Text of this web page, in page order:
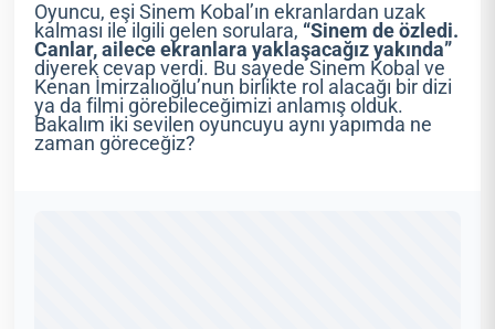
Oyuncu, eşi Sinem Kobal’ın ekranlardan uzak
kalması ile ilgili gelen sorulara, “Sinem de özledi.
Canlar, ailece ekranlara yaklaşacağız yakında”
diyerek cevap verdi. Bu sayede Sinem Kobal ve
Kenan İmirzalıoğlu’nun birlikte rol alacağı bir dizi
ya da filmi görebileceğimizi anlamış olduk.
Bakalım iki sevilen oyuncuyu aynı yapımda ne
zaman göreceğiz?